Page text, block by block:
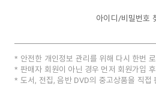
아이디/비밀번호
안전한 개인정보 관리를 위해 다시 한번
판매자 회원이 아닌 경우 먼저 회원가입
도서, 전집, 음반 DVD의 중고상품을 직접